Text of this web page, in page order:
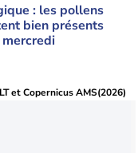
: les pollens
bien présents
et Copernicus AMS(2026)